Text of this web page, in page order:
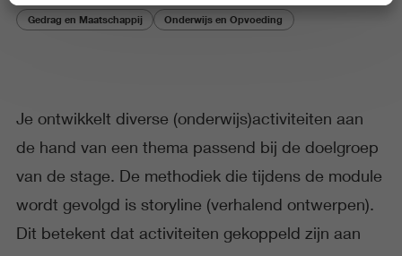
Gedrag en Maatschappij Onderwijs en Opvoeding
Je ontwikkelt diverse (onderwijs)activiteiten aan
de hand van een thema passend bij de doelgroep
van de stage. De methodiek die tijdens de module
wordt gevolgd is storyline (verhalend ontwerpen).
Dit betekent dat activiteiten gekoppeld zijn aan